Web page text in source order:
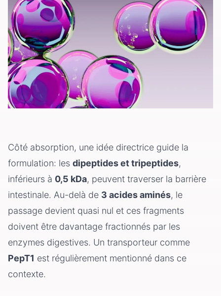
Côté absorption, une idée directrice guide la
formulation: les dipeptides et tripeptides,
inférieurs à 0,5 kDa, peuvent traverser la barrière
intestinale. Au-delà de 3 acides aminés, le
passage devient quasi nul et ces fragments
doivent être davantage fractionnés par les
enzymes digestives. Un transporteur comme
PepT1 est régulièrement mentionné dans ce
contexte.